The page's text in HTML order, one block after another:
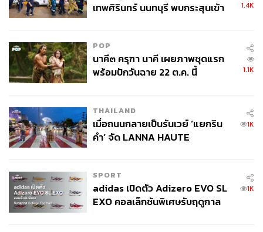
เทพศิรินทร์ นนทบุรี พบกระสุนเข้า
1.4K
POP
นาคี๓ ครุฑา นาคี เผยภาพชุดแรก
พร้อมปักวันฉาย 22 ต.ค. นี้
1.1K
THAILAND
เมื่อถนนกลายเป็นรันเวย์ ‘แยกริน
คำ’ จัด LANNA HAUTE
1K
SPORT
adidas เปิดตัว Adizero EVO SL
EXO คอลเล็กชันพิเศษรับฤดูกาล
1K